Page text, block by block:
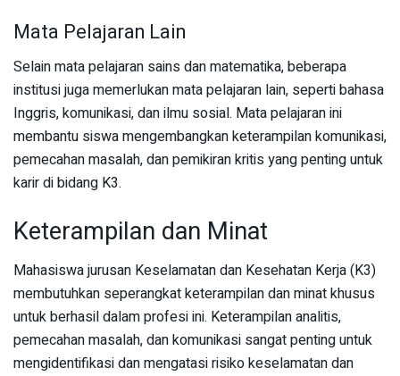
Mata Pelajaran Lain
Selain mata pelajaran sains dan matematika, beberapa
institusi juga memerlukan mata pelajaran lain, seperti bahasa
Inggris, komunikasi, dan ilmu sosial. Mata pelajaran ini
membantu siswa mengembangkan keterampilan komunikasi,
pemecahan masalah, dan pemikiran kritis yang penting untuk
karir di bidang K3.
Keterampilan dan Minat
Mahasiswa jurusan Keselamatan dan Kesehatan Kerja (K3)
membutuhkan seperangkat keterampilan dan minat khusus
untuk berhasil dalam profesi ini. Keterampilan analitis,
pemecahan masalah, dan komunikasi sangat penting untuk
mengidentifikasi dan mengatasi risiko keselamatan dan